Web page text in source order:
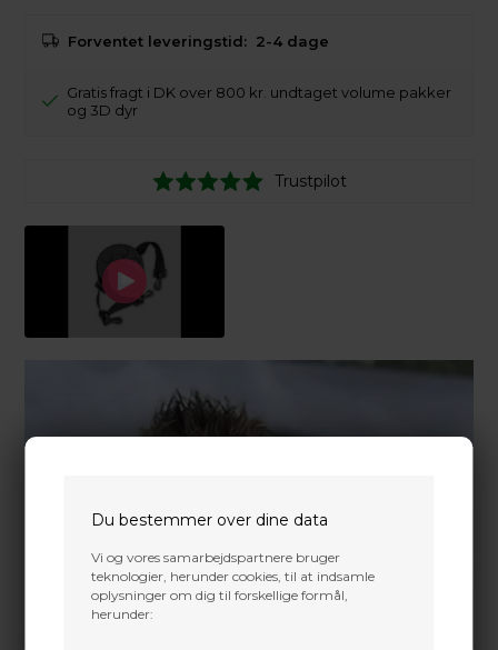
Du bestemmer over dine data
Vi og vores samarbejdspartnere bruger
teknologier, herunder cookies, til at indsamle
oplysninger om dig til forskellige formål,
herunder:
Forventet leveringstid: 2-4 dage
Gratis fragt i DK over 800 kr. undtaget volume pakker
og 3D dyr
Trustpilot